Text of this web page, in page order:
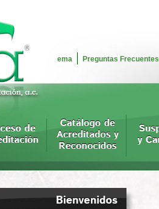
ema Preguntas Frecuentes